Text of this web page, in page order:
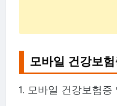
모바일 건강보
1. 모바일 건강보험증